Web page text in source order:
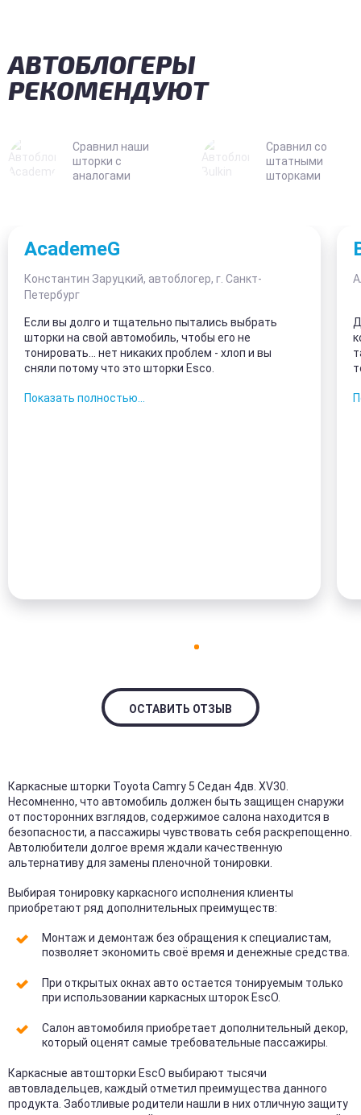
АВТОБЛОГЕРЫ
РЕКОМЕНДУЮТ
Сравнил наши
шторки с
аналогами
Сравнил со
штатными
шторками
AcademeG
Константин Заруцкий, автоблогер, г. Санкт-
Петербург
Показать полностью...
Если вы долго и тщательно пытались выбрать
шторки на свой автомобиль, чтобы его не
тонировать... нет никаких проблем - хлоп и вы
сняли потому что это шторки Esco.
ОСТАВИТЬ ОТЗЫВ
Каркасные шторки Toyota Camry 5 Седан 4дв. XV30.
Несомненно, что автомобиль должен быть защищен снаружи
от посторонних взглядов, содержимое салона находится в
безопасности, а пассажиры чувствовать себя раскрепощенно.
Автолюбители долгое время ждали качественную
альтернативу для замены пленочной тонировки.
Выбирая тонировку каркасного исполнения клиенты
приобретают ряд дополнительных преимуществ:
Монтаж и демонтаж без обращения к специалистам,
позволяет экономить своё время и денежные средства.
При открытых окнах авто остается тонируемым только
при использовании каркасных шторок EscO.
Салон автомобиля приобретает дополнительный декор,
который оценят самые требовательные пассажиры.
Каркасные автошторки EscO выбирают тысячи
автовладельцев, каждый отметил преимущества данного
продукта. Заботливые родители нашли в них отличную защиту